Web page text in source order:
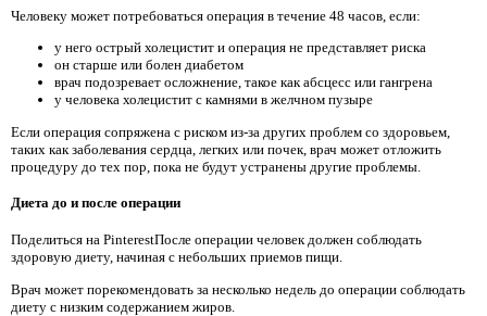
Человеку может потребоваться операция в течение 48 часов, если:
у него острый холецистит и операция не представляет риска
он старше или болен диабетом
врач подозревает осложнение, такое как абсцесс или гангрена
у человека холецистит с камнями в желчном пузыре
Если операция сопряжена с риском из-за других проблем со здоровьем,
таких как заболевания сердца, легких или почек, врач может отложить
процедуру до тех пор, пока не будут устранены другие проблемы.
Диета до и после операции
Поделиться на PinterestПосле операции человек должен соблюдать
здоровую диету, начиная с небольших приемов пищи.
Врач может порекомендовать за несколько недель до операции соблюдать
диету с низким содержанием жиров.